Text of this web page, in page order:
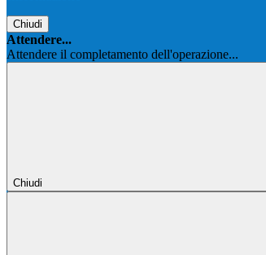
Chiudi
Attendere...
Attendere il completamento dell'operazione...
Chiudi